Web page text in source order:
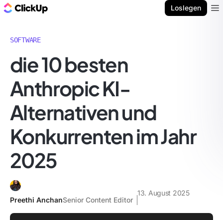
Loslegen
SOFTWARE
die 10 besten
Anthropic KI-
Alternativen und
Konkurrenten im Jahr
2025
Preethi AnchanSenior Content Editor
13. August 2025